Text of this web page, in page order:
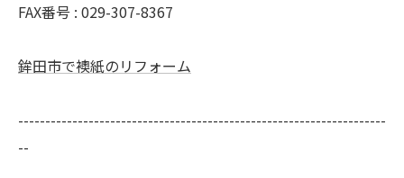
FAX番号 : 029-307-8367
鉾田市で襖紙のリフォーム
--------------------------------------------------------------------
--